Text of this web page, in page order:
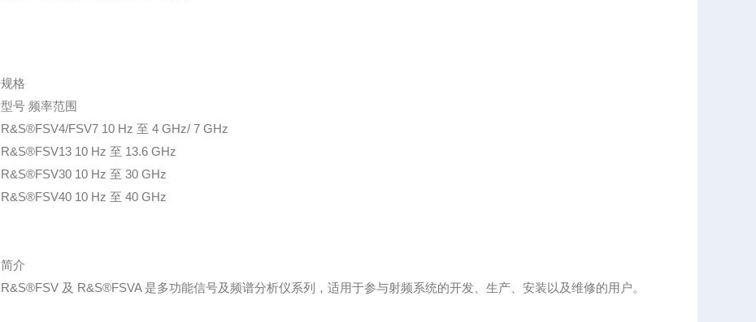
规格
型号 频率范围
R&S®FSV4/FSV7 10 Hz 至 4 GHz/ 7 GHz
R&S®FSV13 10 Hz 至 13.6 GHz
R&S®FSV30 10 Hz 至 30 GHz
R&S®FSV40 10 Hz 至 40 GHz
简介
R&S®FSV 及 R&S®FSVA 是多功能信号及频谱分析仪系列，适用于参与射频系统的开发、生产、安装以及维修的用户。